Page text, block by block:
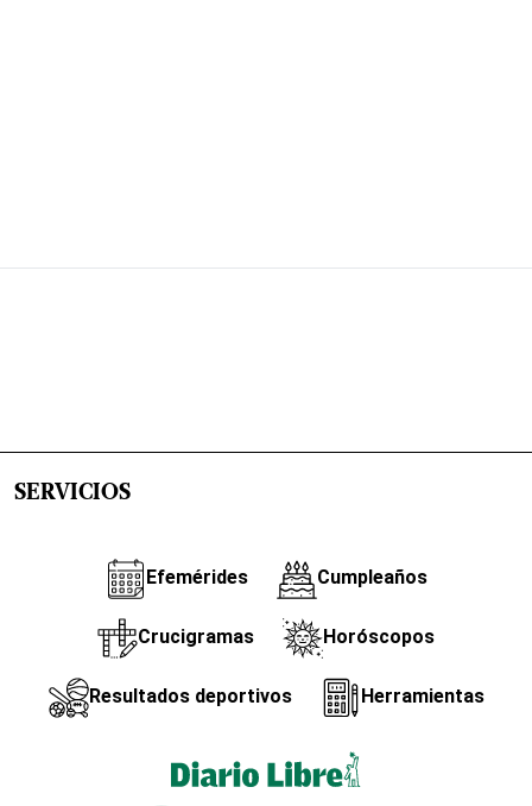
SERVICIOS
Efemérides Cumpleaños
Crucigramas Horóscopos
Resultados deportivos Herramientas